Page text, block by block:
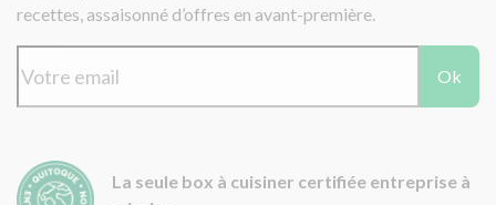
recettes, assaisonné d’offres en avant-première.
Ok
La seule box à cuisiner certifiée entreprise à